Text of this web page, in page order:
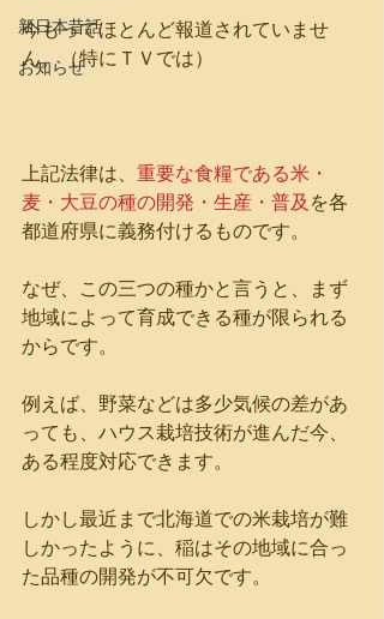
新日本昔話
お知らせ
今もってほとんど報道されていませ
ん。（特にＴＶでは）
上記法律は、 重要な食糧である米・
麦・大豆の種の開発・生産・普及 を各
都道府県に義務付けるものです。
なぜ、この三つの種かと言うと、まず
地域によって育成できる種が限られる
からです。
例えば、野菜などは多少気候の差があ
っても、ハウス栽培技術が進んだ今、
ある程度対応できます。
しかし最近まで北海道での米栽培が難
しかったように、稲はその地域に合っ
た品種の開発が不可欠です。